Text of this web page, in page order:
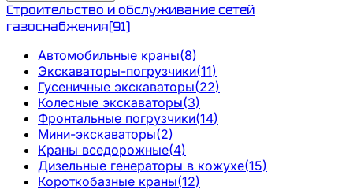
Строительство и обслуживание сетей
газоснабжения(91)
Автомобильные краны(8)
Экскаваторы-погрузчики(11)
Гусеничные экскаваторы(22)
Колесные экскаваторы(3)
Фронтальные погрузчики(14)
Мини-экскаваторы(2)
Краны вседорожные(4)
Дизельные генераторы в кожухе(15)
Короткобазные краны(12)